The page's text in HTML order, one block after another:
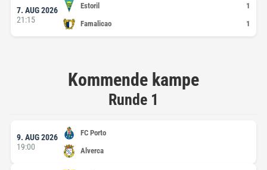
7. AUG 2026
21:15
Estoril
Famalicao
Kommende kampe
Runde 1
9. AUG 2026
19:00
FC Porto
Alverca